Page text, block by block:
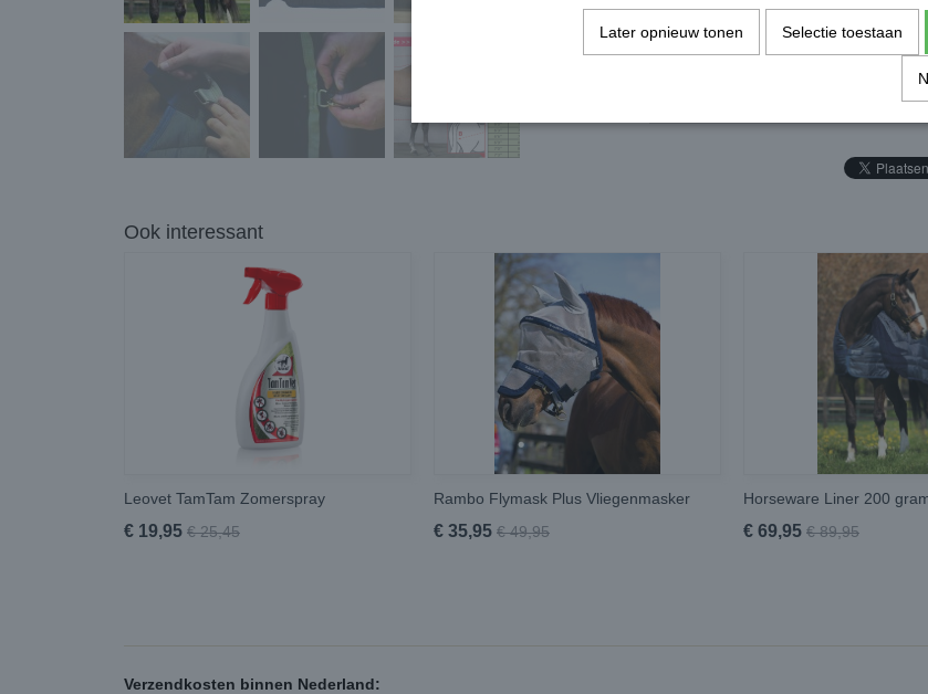
Reacties
Ook interessant
Leovet TamTam Zomerspray
€ 19,95 € 25,45
Rambo Flymask Plus Vliegenmasker
€ 35,95 € 49,95
Horseware Liner 200
€ 69,95 € 89,95
Verzendkosten binnen Nederland:
Later opnieuw tonen Selectie toestaan